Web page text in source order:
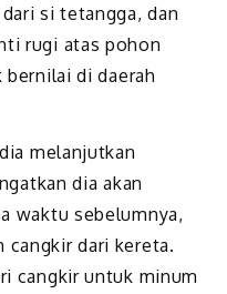
si tetangga, dan
rugi atas pohon
di daerah
melanjutkan
dia akan
waktu sebelumnya,
cangkir dari kereta.
cangkir untuk minum